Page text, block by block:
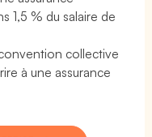
1,5 % du salaire de
collective
à une assurance